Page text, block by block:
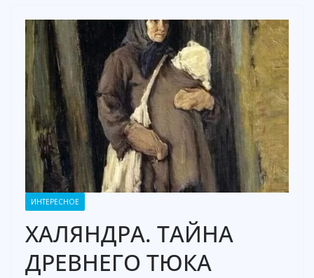
ИНТЕРЕСНОЕ
ХАЛЯНДРА. ТАЙНА
ДРЕВНЕГО ТЮКА